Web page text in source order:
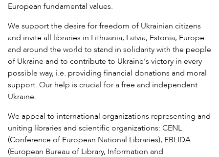
European fundamental values.
We support the desire for freedom of Ukrainian citizens
and invite all libraries in Lithuania, Latvia, Estonia, Europe
and around the world to stand in solidarity with the people
of Ukraine and to contribute to Ukraine‘s victory in every
possible way, i.e. providing financial donations and moral
support. Our help is crucial for a free and independent
Ukraine.
We appeal to international organizations representing and
uniting libraries and scientific organizations: CENL
(Conference of European National Libraries), EBLIDA
(European Bureau of Library, Information and